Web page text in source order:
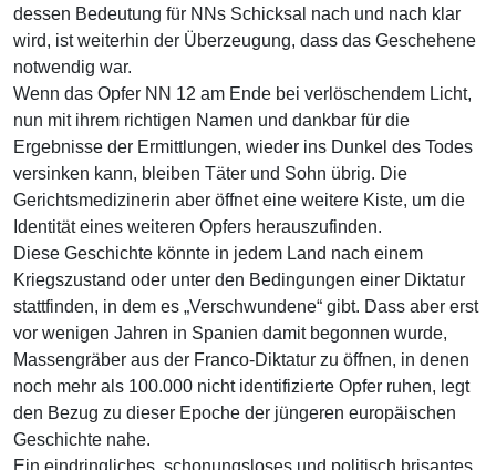
dessen Bedeutung für NNs Schicksal nach und nach klar
wird, ist weiterhin der Überzeugung, dass das Geschehene
notwendig war.
Wenn das Opfer NN 12 am Ende bei verlöschendem Licht,
nun mit ihrem richtigen Namen und dankbar für die
Ergebnisse der Ermittlungen, wieder ins Dunkel des Todes
versinken kann, bleiben Täter und Sohn übrig. Die
Gerichtsmedizinerin aber öffnet eine weitere Kiste, um die
Identität eines weiteren Opfers herauszufinden.
Diese Geschichte könnte in jedem Land nach einem
Kriegszustand oder unter den Bedingungen einer Diktatur
stattfinden, in dem es „Verschwundene“ gibt. Dass aber erst
vor wenigen Jahren in Spanien damit begonnen wurde,
Massengräber aus der Franco-Diktatur zu öffnen, in denen
noch mehr als 100.000 nicht identifizierte Opfer ruhen, legt
den Bezug zu dieser Epoche der jüngeren europäischen
Geschichte nahe.
Ein eindringliches, schonungsloses und politisch brisantes